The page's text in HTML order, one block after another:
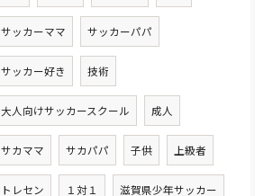
サッカーママ サッカーパパ
サッカー好き 技術
大人向けサッカースクール 成人
サカママ サカパパ 子供 上級者
トレセン １対１ 滋賀県少年サッカー